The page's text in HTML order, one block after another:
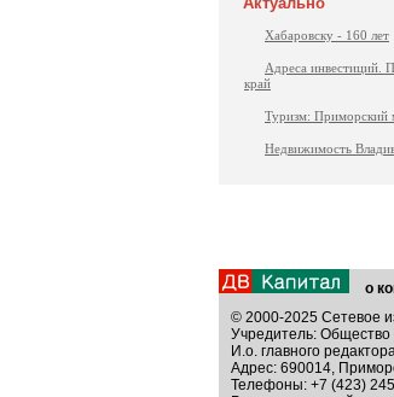
Хабаровску - 160 лет
Адреса инвестиций.
край
Туризм: Приморский
Недвижимость
о
© 2000-2025 Сетевое
Учредитель: Общество
И.о. главного
Адрес: 690014,
Телефоны: +7 (423)